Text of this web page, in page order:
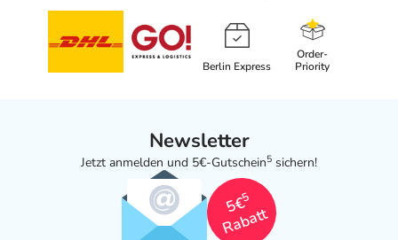
Berlin Express
Order-
Priority
Newsletter
Jetzt anmelden und 5€-Gutschein5 sichern!
5€
5
Rabatt